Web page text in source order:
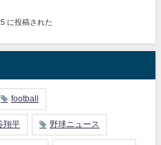
に投稿された
football
翔平 野球ニュース